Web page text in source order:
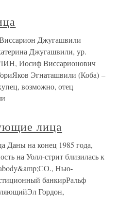
Джугашвили
Джугашвили, ур.
Иосиф Виссарионович
Эгнаташвили (Коба) –
возможно, отец
лица
Даны на конец 1985 года,
на Уолл-стрит близилась к
Нью-
банкирРальф
Гордон,